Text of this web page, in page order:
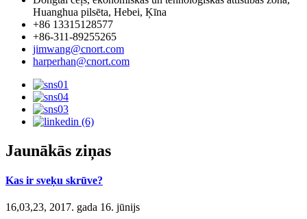
Huanghua pilsēta, Hebei, Ķīna
+86 13315128577
+86-311-89255265
jimwang@cnort.com
harperhan@cnort.com
Jaunākās ziņas
Kas ir sveķu skrūve?
16,03,23, 2017. gada 16. jūnijs